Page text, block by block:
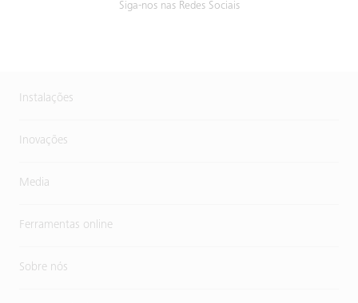
Siga-nos nas Redes Sociais
Instalações
Inovações
Media
Ferramentas online
Sobre nós